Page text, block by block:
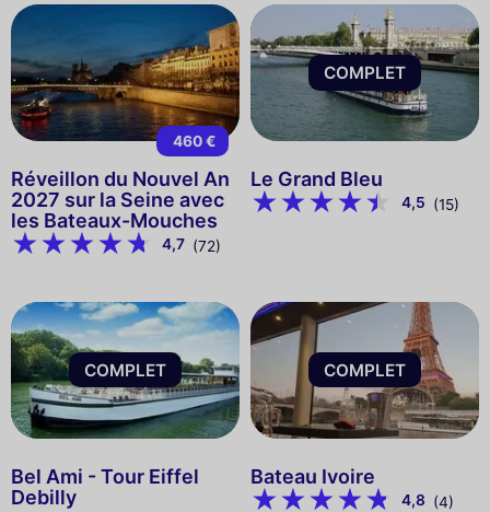
460 €
Réveillon du Nouvel An
2027 sur la Seine avec
les Bateaux-Mouches
4,7 (72)
COMPLET
Le Grand Bleu
4,5 (15)
COMPLET
Bel Ami - Tour Eiffel
Debilly
COMPLET
Bateau Ivoire
4,8 (4)